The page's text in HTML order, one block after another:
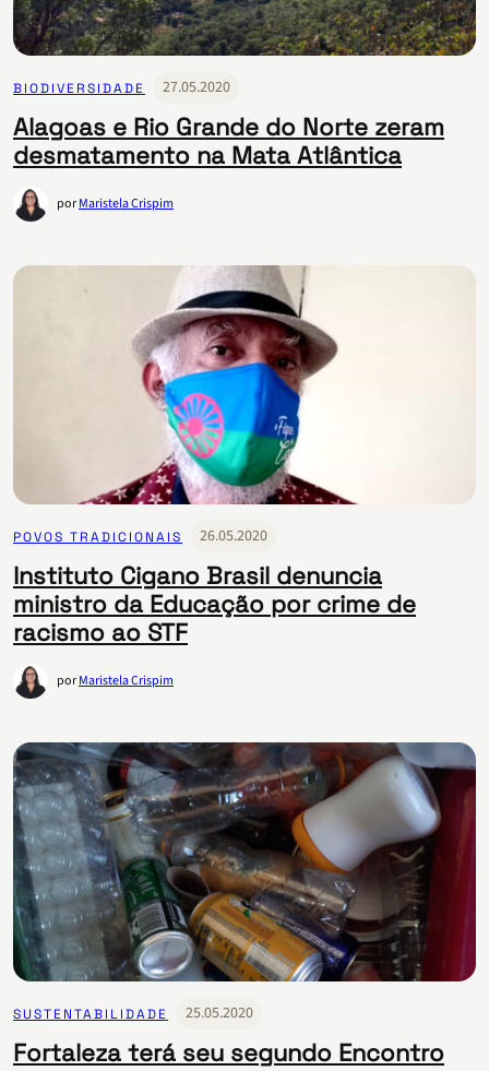
BIODIVERSIDADE 27.05.2020
Alagoas e Rio Grande do Norte zeram
desmatamento na Mata Atlântica
porMaristela Crispim
POVOS TRADICIONAIS 26.05.2020
Instituto Cigano Brasil denuncia
ministro da Educação por crime de
racismo ao STF
porMaristela Crispim
SUSTENTABILIDADE 25.05.2020
Fortaleza terá seu segundo Encontro